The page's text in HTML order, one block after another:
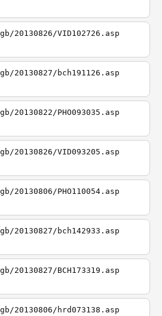
20130826/VID102726.asp
20130827/bch191126.asp
PHO093035.asp
20130826/VID093205.asp
PHO110054.asp
20130827/bch142933.asp
BCH173319.asp
20130806/hrd073138.asp